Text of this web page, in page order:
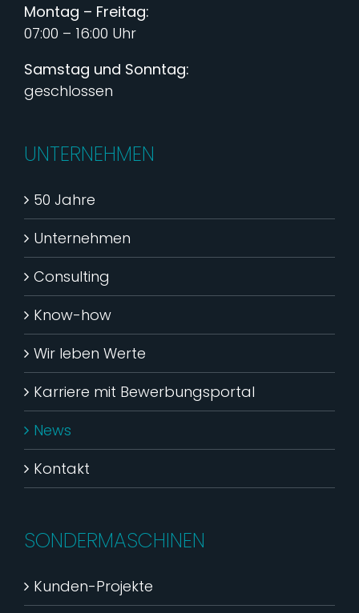
Montag – Freitag:
07:00 – 16:00 Uhr
Samstag und Sonntag:
geschlossen
UNTERNEHMEN
50 Jahre
Unternehmen
Consulting
Know-how
Wir leben Werte
Karriere mit Bewerbungsportal
News
Kontakt
SONDERMASCHINEN
Kunden-Projekte